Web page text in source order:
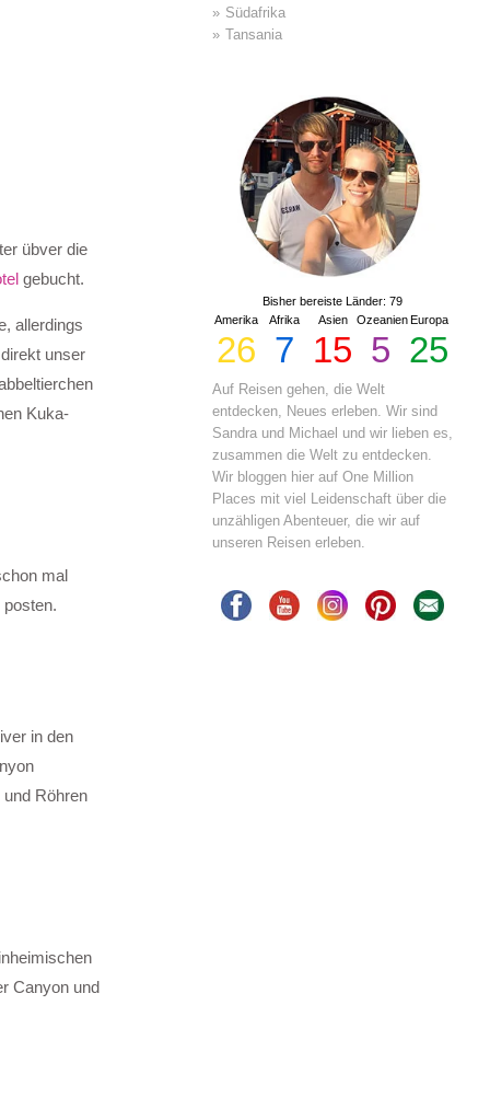
übver die
gebucht.
allerdings
unser
Kuka-
mal
in den
Röhren
Canyon und
Südafrika
Tansania
Bisher bereiste Länder: 79
Amerika
26
Afrika
7
Asien
15
Ozeanien
5
Europa
25
Auf Reisen gehen, die Welt
entdecken, Neues erleben. Wir sind
Sandra und Michael und wir lieben es,
zusammen die Welt zu entdecken.
Wir bloggen hier auf One Million
Places mit viel Leidenschaft über die
unzähligen Abenteuer, die wir auf
unseren Reisen erleben.